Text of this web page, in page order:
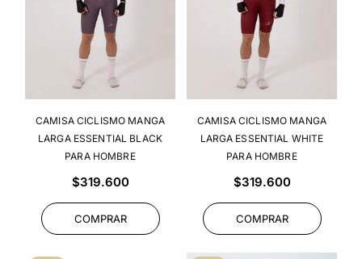
CAMISA CICLISMO MANGA
LARGA ESSENTIAL BLACK
PARA HOMBRE
Precio
$319.600
COMPRAR
CAMISA CICLISMO MANGA
LARGA ESSENTIAL WHITE
PARA HOMBRE
Precio
$319.600
COMPRAR